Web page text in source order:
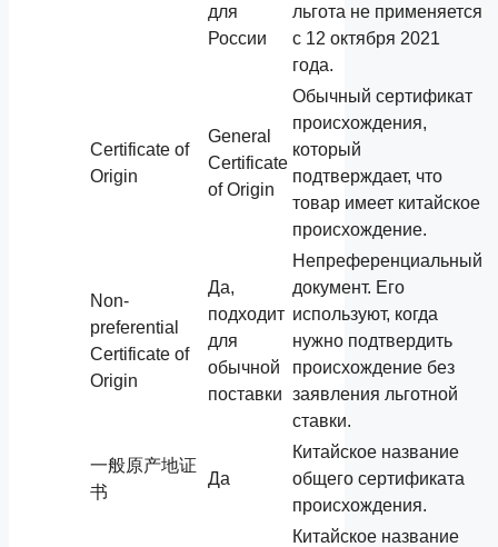
для
России
льгота не применяется
с 12 октября 2021
года.
Certificate of
Origin
General
Certificate
of Origin
Обычный сертификат
происхождения,
который
подтверждает, что
товар имеет китайское
происхождение.
Non-
preferential
Certificate of
Origin
Да,
подходит
для
обычной
поставки
Непреференциальный
документ. Его
используют, когда
нужно подтвердить
происхождение без
заявления льготной
ставки.
一般原产地证
书
Да
Китайское название
общего сертификата
происхождения.
Китайское название